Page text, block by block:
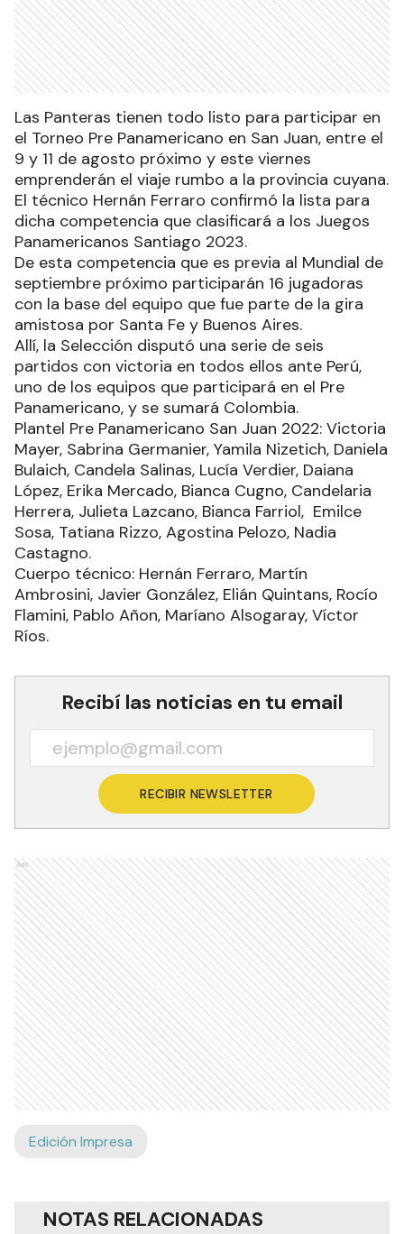
Las Panteras tienen todo listo para participar en
el Torneo Pre Panamericano en San Juan, entre el
9 y 11 de agosto próximo y este viernes
emprenderán el viaje rumbo a la provincia cuyana.
El técnico Hernán Ferraro confirmó la lista para
dicha competencia que clasificará a los Juegos
Panamericanos Santiago 2023.
De esta competencia que es previa al Mundial de
septiembre próximo participarán 16 jugadoras
con la base del equipo que fue parte de la gira
amistosa por Santa Fe y Buenos Aires.
Allí, la Selección disputó una serie de seis
partidos con victoria en todos ellos ante Perú,
uno de los equipos que participará en el Pre
Panamericano, y se sumará Colombia.
Plantel Pre Panamericano San Juan 2022: Victoria
Mayer, Sabrina Germanier, Yamila Nizetich, Daniela
Bulaich, Candela Salinas, Lucía Verdier, Daiana
López, Erika Mercado, Bianca Cugno, Candelaria
Herrera, Julieta Lazcano, Bianca Farriol, Emilce
Sosa, Tatiana Rizzo, Agostina Pelozo, Nadia
Castagno.
Cuerpo técnico: Hernán Ferraro, Martín
Ambrosini, Javier González, Elián Quintans, Rocío
Flamini, Pablo Añon, Maríano Alsogaray, Víctor
Ríos.
Recibí las noticias en tu email
RECIBIR NEWSLETTER
Ads
Edición Impresa
NOTAS RELACIONADAS